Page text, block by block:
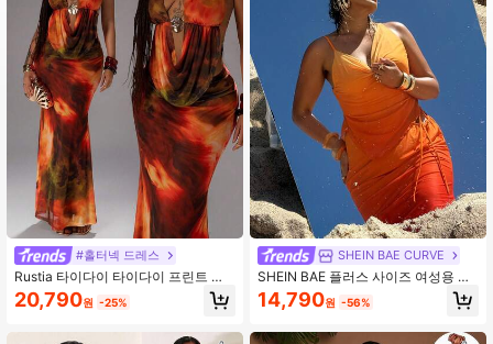
#홀터넥 드레스
Rustia 타이다이 타이다이 프린트 비
치 휴가 스파게티 스트랩 백리스 타이
업 머메이드 맥시 스커트, 플러스 사이
20,790원 -25%
SHEIN BAE CURVE
SHEIN BAE 플러스 사이즈 여성용 옴
브레 스파게티 스트랩 캐미솔 상의 및
롱 스커트 세트
14,790원 -56%